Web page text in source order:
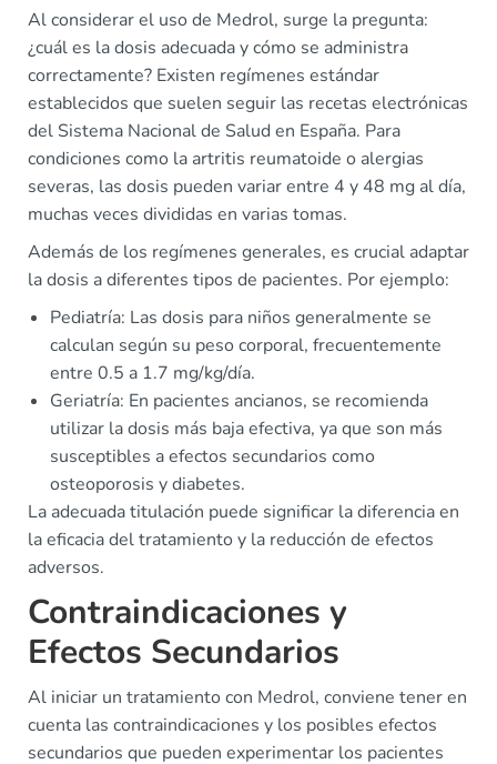
Al considerar el uso de Medrol, surge la pregunta:
¿cuál es la dosis adecuada y cómo se administra
correctamente? Existen regímenes estándar
establecidos que suelen seguir las recetas electrónicas
del Sistema Nacional de Salud en España. Para
condiciones como la artritis reumatoide o alergias
severas, las dosis pueden variar entre 4 y 48 mg al día,
muchas veces divididas en varias tomas.
Además de los regímenes generales, es crucial adaptar
la dosis a diferentes tipos de pacientes. Por ejemplo:
Pediatría: Las dosis para niños generalmente se
calculan según su peso corporal, frecuentemente
entre 0.5 a 1.7 mg/kg/día.
Geriatría: En pacientes ancianos, se recomienda
utilizar la dosis más baja efectiva, ya que son más
susceptibles a efectos secundarios como
osteoporosis y diabetes.
La adecuada titulación puede significar la diferencia en
la eficacia del tratamiento y la reducción de efectos
adversos.
Contraindicaciones y
Efectos Secundarios
Al iniciar un tratamiento con Medrol, conviene tener en
cuenta las contraindicaciones y los posibles efectos
secundarios que pueden experimentar los pacientes